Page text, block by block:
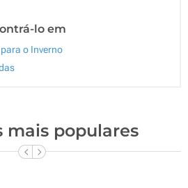
lo em
o Inverno
mais populares